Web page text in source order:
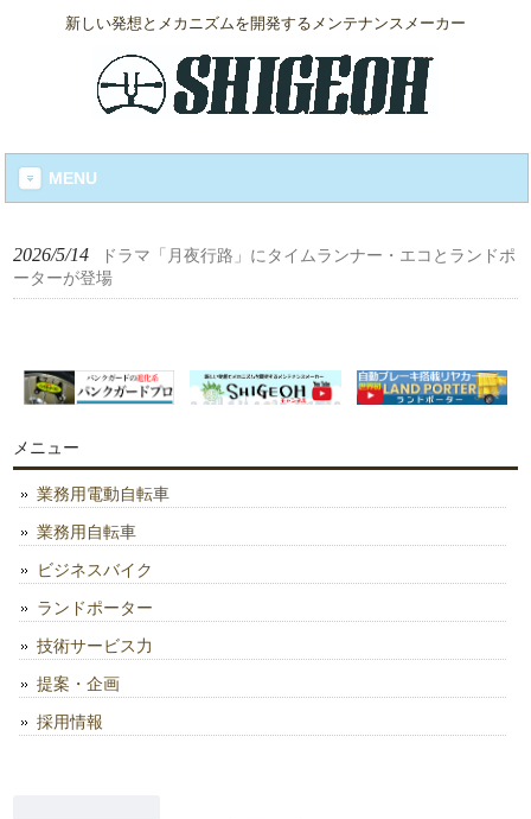
新しい発想とメカニズムを開発するメンテナンスメーカー
MENU
2026/5/14
ドラマ「月夜行路」にタイムランナー・エコとランドポ
ーターが登場
メニュー
業務用電動自転車
業務用自転車
ビジネスバイク
ランドポーター
技術サービス力
提案・企画
採用情報